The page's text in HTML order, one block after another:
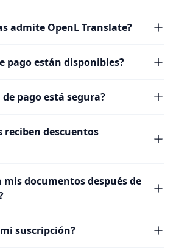
admite OpenL Translate?
pago están disponibles?
pago está segura?
reciben descuentos
mis documentos después de
suscripción?